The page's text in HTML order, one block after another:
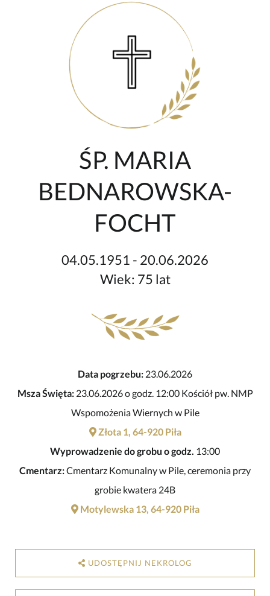
ŚP. MARIA
BEDNAROWSKA-
FOCHT
04.05.1951 - 20.06.2026
Wiek: 75 lat
Data pogrzebu: 23.06.2026
Msza Święta:23.06.2026 o godz. 12:00 Kościół pw. NMP
Wspomożenia Wiernych w Pile
Złota 1, 64-920 Piła
Wyprowadzenie do grobu o godz. 13:00
Cmentarz:Cmentarz Komunalny w Pile, ceremonia przy
grobie kwatera 24B
Motylewska 13, 64-920 Piła
UDOSTĘPNIJ NEKROLOG